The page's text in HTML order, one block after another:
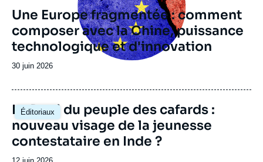
Une Europe fragmentée : comment
composer avec la Chine, puissance
technologique et d'innovation
Date
publication
30 juin 2026
Éditoriaux
Image
principale
Le Parti du peuple des cafards :
nouveau visage de la jeunesse
contestataire en Inde ?